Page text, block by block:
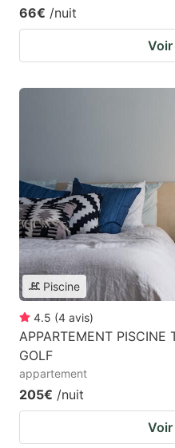
66€ /nuit
Voir
Piscine
4.5 (4 avis)
APPARTEMENT PISCINE
GOLF
appartement
205€ /nuit
Voir